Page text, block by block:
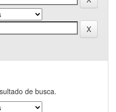
de busca.